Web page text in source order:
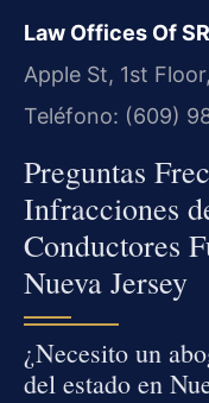
Law Offices Of
Apple St, 1st
Teléfono: (609)
Preguntas
Infracciones
Conductores
Nueva Jersey
¿Necesito un
del estado en